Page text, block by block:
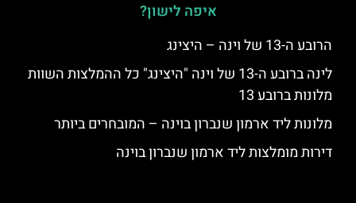
איפה לישון?
הרובע ה-13 של וינה – היצינג
לינה ברובע ה-13 של וינה "היצינג" כל ההמלצות השוות
מלונות ברובע 13
מלונות ליד ארמון שנברון בוינה – המובחרים ביותר
דירות מומלצות ליד ארמון שנברון בוינה